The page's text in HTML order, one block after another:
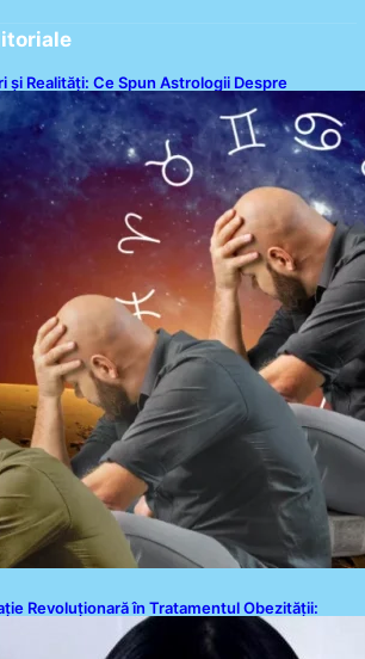
și Realități: Ce Spun Astrologii Despre
Bătrâne și Lunile de Naștere
Revoluționară în Tratamentul Obezității:
Endoscopică fără Bisturiu